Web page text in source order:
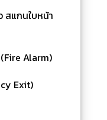
สแกนใบหน้า
Alarm)
Exit)